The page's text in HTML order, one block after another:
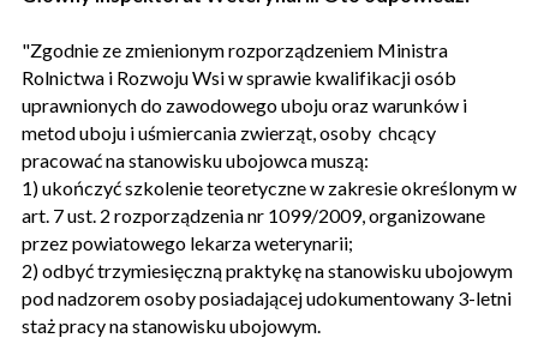
"Zgodnie ze zmienionym rozporządzeniem Ministra
Rolnictwa i Rozwoju Wsi w sprawie kwalifikacji osób
uprawnionych do zawodowego uboju oraz warunków i
metod uboju i uśmiercania zwierząt, osoby chcący
pracować na stanowisku ubojowca muszą:
1) ukończyć szkolenie teoretyczne w zakresie określonym w
art. 7 ust. 2 rozporządzenia nr 1099/2009, organizowane
przez powiatowego lekarza weterynarii;
2) odbyć trzymiesięczną praktykę na stanowisku ubojowym
pod nadzorem osoby posiadającej udokumentowany 3-letni
staż pracy na stanowisku ubojowym.